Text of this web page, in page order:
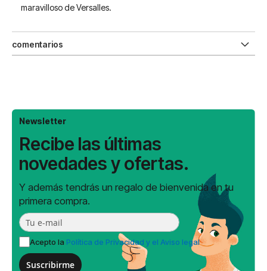
maravilloso de Versalles.
comentarios
Newsletter
Recibe las últimas
novedades y ofertas.
Y además tendrás un regalo de bienvenida en tu
primera compra.
Acepto la Política de Privacidad y el Aviso legal
Suscribirme